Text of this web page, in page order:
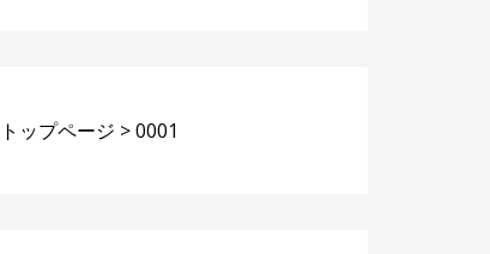
トップページ >0001